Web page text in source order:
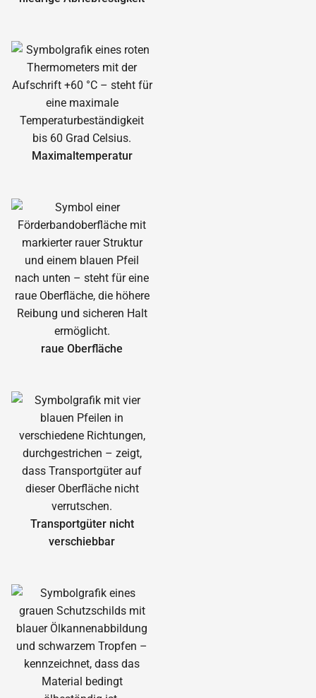
Maximal­temperatur
raue Oberfläche
Transportgüter nicht
verschiebbar